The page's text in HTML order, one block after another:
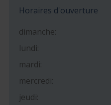
Horaires d'ouverture
dimanche:
lundi:
mardi:
mercredi:
jeudi: